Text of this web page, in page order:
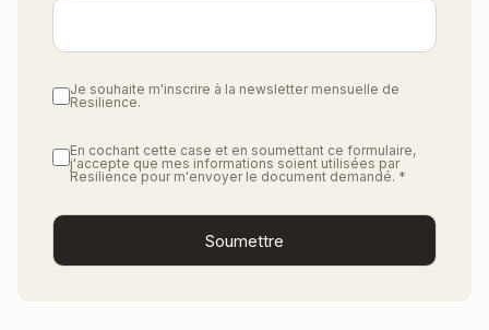
Je souhaite m'inscrire à la newsletter mensuelle de
Resilience.
En cochant cette case et en soumettant ce formulaire,
j'accepte que mes informations soient utilisées par
Resilience pour m'envoyer le document demandé. *